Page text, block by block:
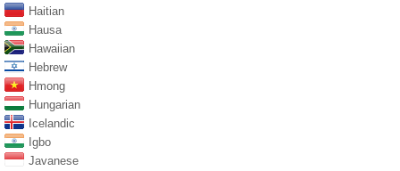
Haitian
Hausa
Hawaiian
Hebrew
Hmong
Hungarian
Icelandic
Igbo
Javanese